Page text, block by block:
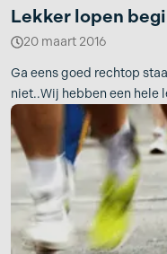
Lekker lopen
20 maart 2016
Ga eens goed rechtop
niet..Wij hebben een hele